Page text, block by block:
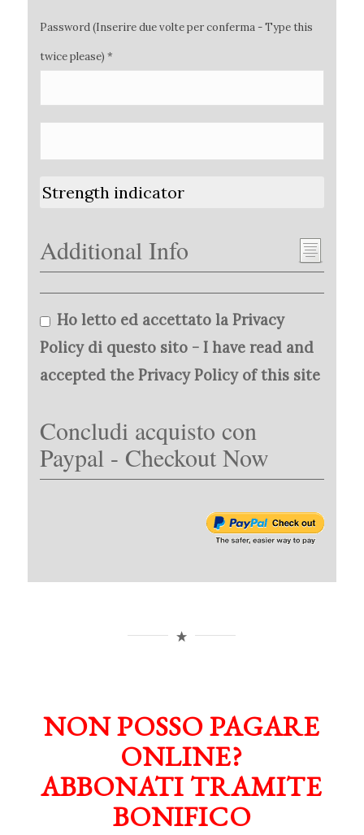
Password (Inserire due volte per conferma - Type this
twice please) *
Strength indicator
Additional Info
Ho letto ed accettato la Privacy
Policy di questo sito - I have read and
accepted the Privacy Policy of this site
Concludi acquisto con
Paypal - Checkout Now
NON POSSO PAGARE
ONLINE?
ABBONATI TRAMITE
BONIFICO